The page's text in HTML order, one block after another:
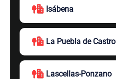
Isábena
La Puebla de Castro
Lascellas-Ponzano